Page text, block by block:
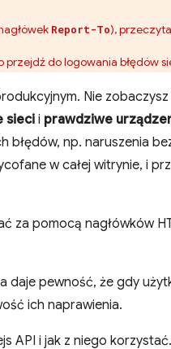
Report-To),
przejdź do logowania błędów
Nie
sieci i prawdziwe
np. naruszenia
w całej witrynie, i
za pomocą nagłówków
pewność, że gdy
ich naprawienia.
API i jak z niego